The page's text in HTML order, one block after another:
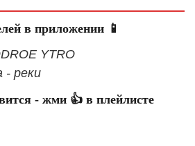
в приложении 📱
YTRO
- реки
- жми 👍 в плейлисте